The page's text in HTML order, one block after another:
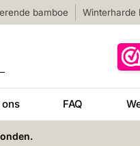
bamboe Winterharde
FAQ